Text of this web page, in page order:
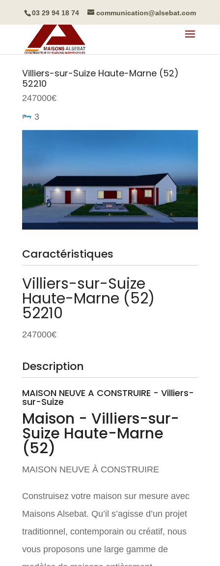
03 29 94 18 74 communication@alsebat.com
Villiers-sur-Suize Haute-Marne (52)
52210
247000€
3
Caractéristiques
Villiers-sur-Suize
Haute-Marne (52)
52210
247000€
Description
MAISON NEUVE A CONSTRUIRE - Villiers-
sur-Suize
Maison - Villiers-sur-
Suize Haute-Marne
(52)
MAISON NEUVE À CONSTRUIRE
Construisez votre maison sur mesure avec
Maisons Alsebat. Qu’il s’agisse d’un projet
traditionnel, contemporain ou créatif, nous
vous proposons une large gamme de